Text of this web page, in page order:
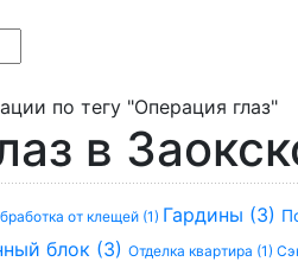
по тегу "Операция глаз"
в
от клещей (1) Гардины (3)
блок (3) Отделка квартира (1)